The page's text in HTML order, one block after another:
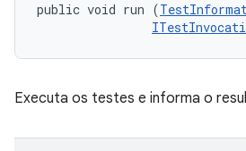
public void run (
Executa os testes e informa o